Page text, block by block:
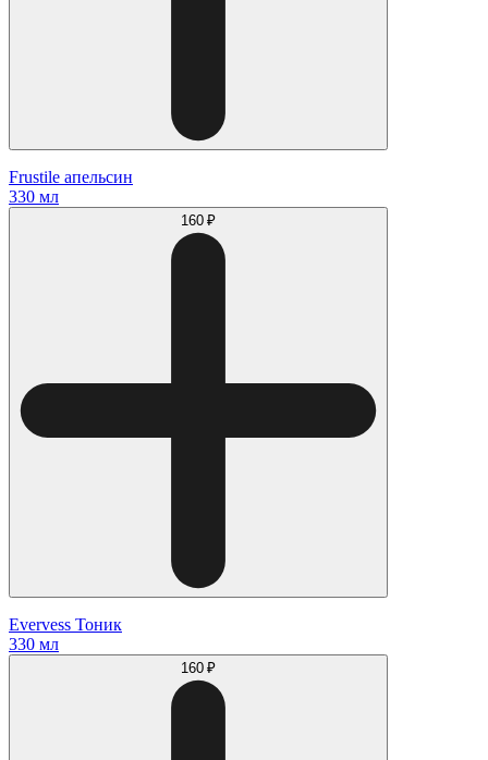
Frustile апельсин
330 мл
160 ₽
Evervess Тоник
330 мл
160 ₽